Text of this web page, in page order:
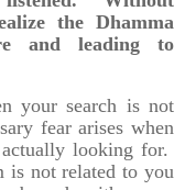
the Dhamma
and leading to
your search is not
fear arises when
looking for.
is not related to you